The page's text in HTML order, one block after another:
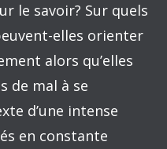
le savoir? Sur quels
elles orienter
alors qu’elles
de mal à se
d’une intense
en constante